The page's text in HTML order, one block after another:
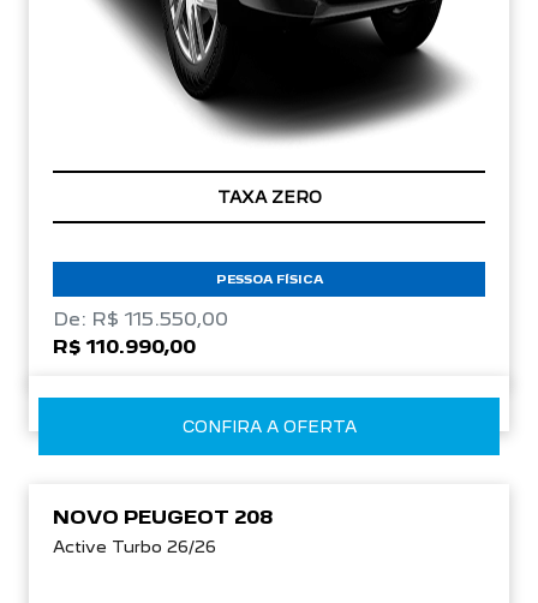
TAXA ZERO
PESSOA FÍSICA
De: R$ 115.550,00
R$ 110.990,00
CONFIRA A OFERTA
NOVO PEUGEOT 208
Active Turbo 26/26